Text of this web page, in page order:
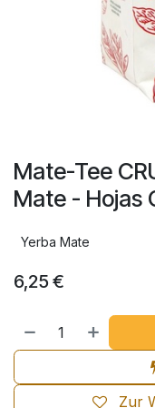
Mate-Tee
Mate - Hojas
Yerba Mate
6,25 €
Zur